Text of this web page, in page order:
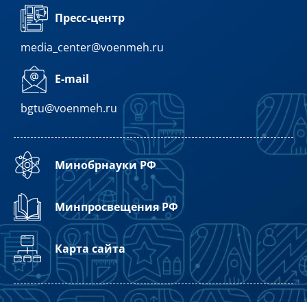
Пресс-центр
media_center@voenmeh.ru
E-mail
bgtu@voenmeh.ru
Минобрнауки РФ
Минпросвещения РФ
Карта сайта